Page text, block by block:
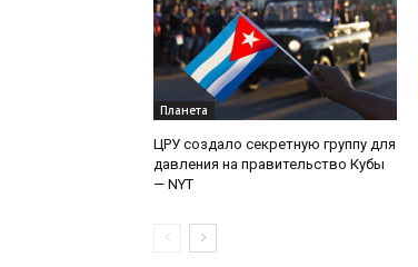
Планета
ЦРУ создало секретную группу для
давления на правительство Кубы
— NYT